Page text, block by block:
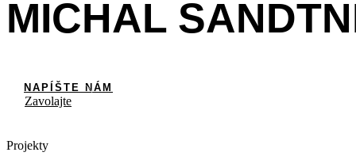
MICHAL
NAPÍŠTE NÁM
Zavolajte
Projekty